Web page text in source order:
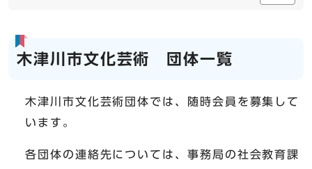
木津川市文化芸術 団体一覧
木津川市文化芸術団体では、随時会員を募集して
います。
各団体の連絡先については、事務局の社会教育課